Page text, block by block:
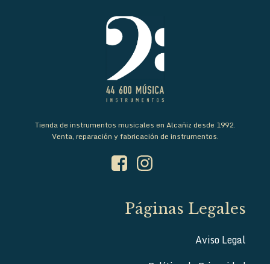
Tienda de instrumentos musicales en Alcañiz desde 1992.
Venta, reparación y fabricación de instrumentos.
Páginas Legales
Aviso Legal